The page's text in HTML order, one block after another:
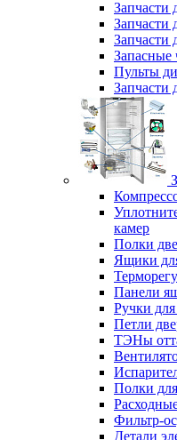
Запчасти
Запчасти
Запчасти
Запасные
Пульты
Запчасти
камер
Полки
Ящики
Панели
Ручки
Петли
ТЭНы
Полки
Фильтр-
Детали